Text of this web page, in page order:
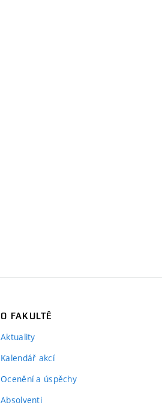
O FAKULTĚ
Aktuality
Kalendář akcí
Ocenění a úspěchy
Absolventi